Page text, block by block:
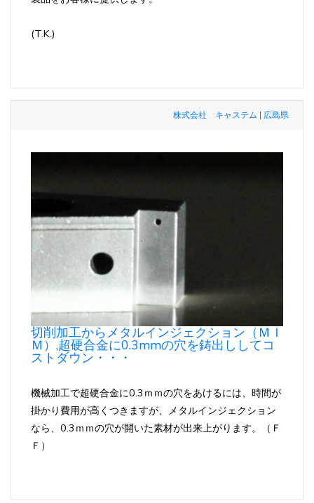
(T.K.)
株式会社 キャステム | 広島県
切削加工からメタルインジェクション（ＭＩ
Ｍ）,超硬合金に0.3mmの穴を鋳出ししてコ
ストダウン・・・
機械加工で超硬合金に0.3ｍｍの穴をあけるには、時間が
掛かり費用が高くつきますが、メタルインジェクション
なら、0.3ｍｍの穴が開いた素材が出来上がります。（Ｆ
Ｆ）